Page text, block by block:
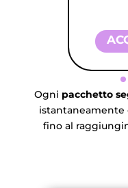
Ogni pacchetto
fino al